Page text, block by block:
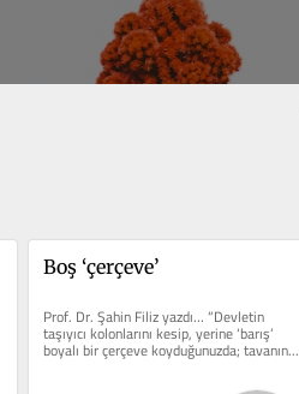
Boş ‘çerçeve’
Prof. Dr. Şahin Filiz yazdı… “Devletin
taşıyıcı kolonlarını kesip, yerine ‘barış’
boyalı bir çerçeve koyduğunuzda; tavanın...